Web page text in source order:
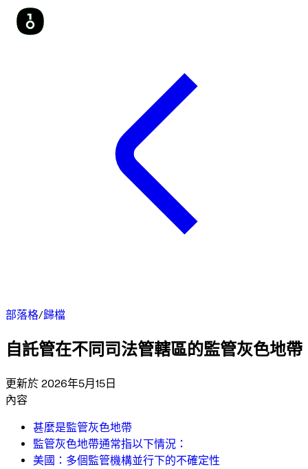
部落格/歸檔
自託管在不同司法管轄區的監管灰色地帶
更新於 2026年5月15日
內容
甚麼是監管灰色地帶
監管灰色地帶通常指以下情況：
美國：多個監管機構並行下的不確定性